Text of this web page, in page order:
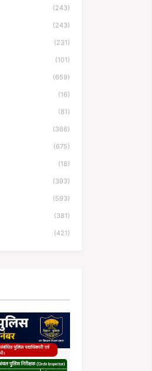
(243)
(243)
(231)
(101)
(659)
(16)
(81)
(366)
(675)
(18)
(393)
(593)
(381)
(421)